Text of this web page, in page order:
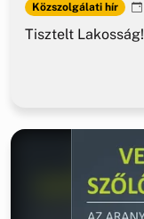
Közszolgálati hír
Tisztelt Lakosság!